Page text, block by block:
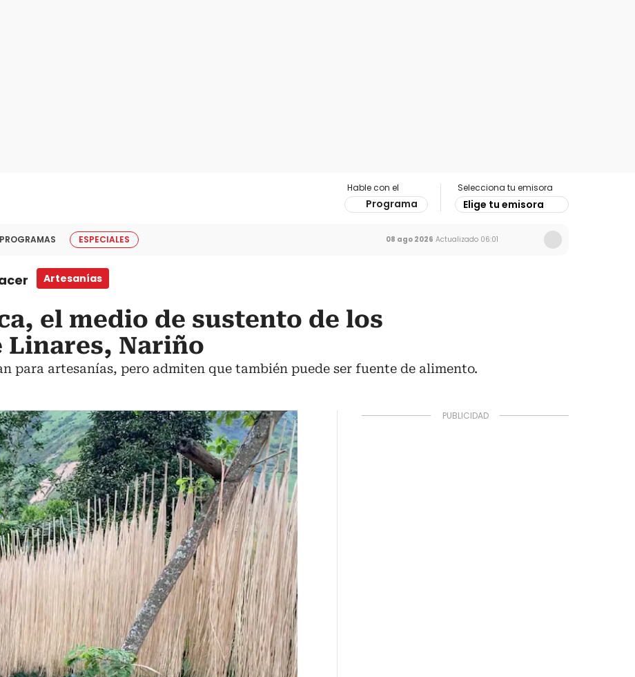
Hable con el
Programa
Selecciona tu emisora
Elige tu emisora
PROGRAMAS ESPECIALES 08 ago 2026 Actualizado 06:01
Artesanías
el medio de sustento de los
Linares, Nariño
para artesanías, pero admiten que también puede ser fuente de alimento.